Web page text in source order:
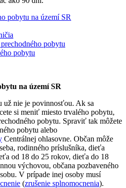
pobytu na území SR
pobytu
pobytu
na území SR
už nie je povinnosťou. Ak sa
si meniť miesto trvalého pobytu,
pobytu. Spraviť tak môžete
pobytu alebo
Centrálnej ohlasovne. Občan môže
rodinného príslušníka, dieťa
od 18 do 25 rokov, dieťa do 18
výchovou, občana pozbaveného
V prípade inej osoby musí
(zrušenie splnomocnenia).